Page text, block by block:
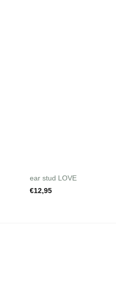
ear stud LOVE
€12,95